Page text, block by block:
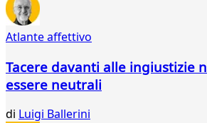
Atlante affettivo
Tacere davanti alle ingiustizie
essere neutrali
di Luigi Ballerini